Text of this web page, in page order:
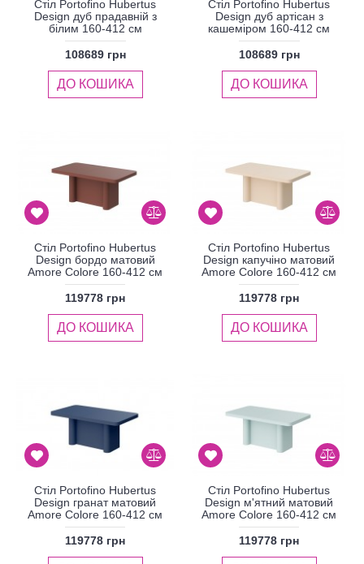
Стіл Portofino Hubertus
Design дуб прадавній з
білим 160-412 см
108689 грн
ДО КОШИКА
Стіл Portofino Hubertus
Design дуб артісан з
кашеміром 160-412 см
108689 грн
ДО КОШИКА
Стіл Portofino Hubertus
Design бордо матовий
Amore Colore 160-412 см
119778 грн
ДО КОШИКА
Стіл Portofino Hubertus
Design капучіно матовий
Amore Colore 160-412 см
119778 грн
ДО КОШИКА
Стіл Portofino Hubertus
Design гранат матовий
Amore Colore 160-412 см
119778 грн
Стіл Portofino Hubertus
Design м'ятний матовий
Amore Colore 160-412 см
119778 грн